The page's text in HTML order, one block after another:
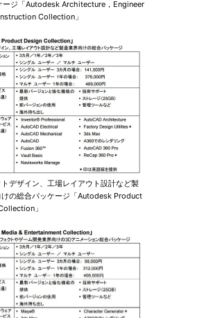
ージ「Autodesk Architecture，Engineer
Collection」
デザイン、工場レイアウト設計など製
けの総合パッケージ「Autodesk Product
」